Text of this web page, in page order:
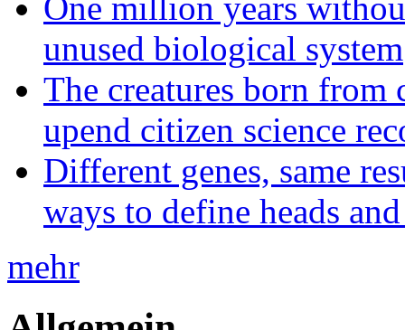
One million years
unused biological system
The creatures born from
upend citizen science
Different genes, same
ways to define heads
mehr